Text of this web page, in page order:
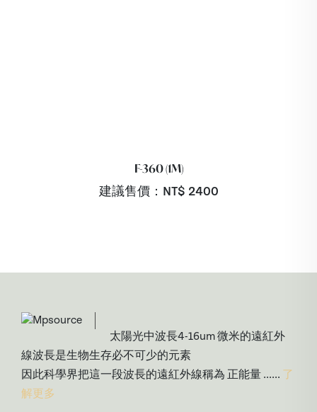
F-360 (1M)
建議售價：NT$ 2400
太陽光中波長4-16um 微米的遠紅外
線波長是生物生存必不可少的元素
因此科學界把這一段波長的遠紅外線稱為 正能量 ...... 了
解更多